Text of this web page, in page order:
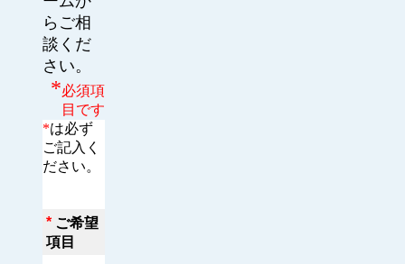
らご相
談くだ
さい。
*必須項
目です
*は必ず
ご記入く
ださい。
* ご希望
項目